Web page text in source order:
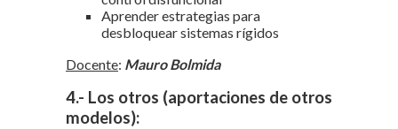
Aprender estrategias para
desbloquear sistemas rígidos
Docente: Mauro Bolmida
4.- Los otros (aportaciones de otros
modelos):